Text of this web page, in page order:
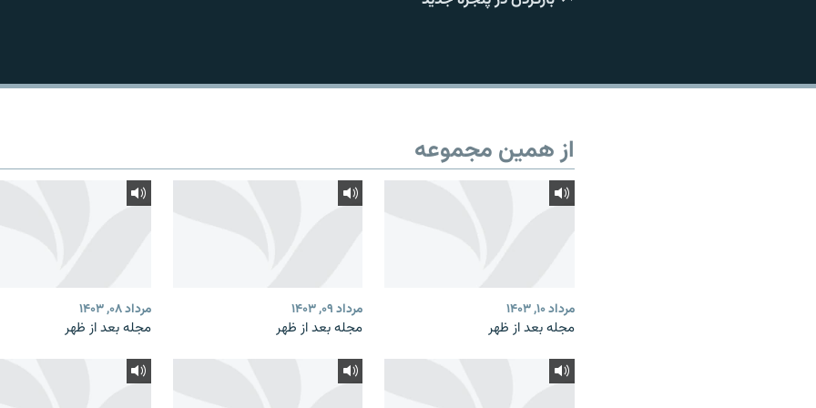
از همین مجموعه
مرداد ۱۰, ۱۴۰۳
مجله بعد از ظهر
مرداد ۰۹, ۱۴۰۳
مجله بعد از ظهر
مرداد ۰۸, ۱۴۰۳
مجله بعد از ظهر